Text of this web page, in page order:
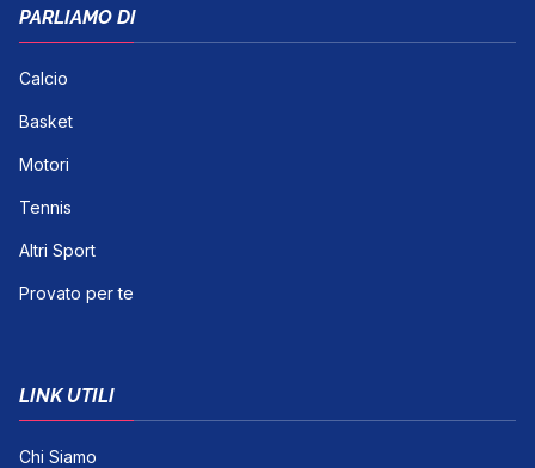
PARLIAMO DI
Calcio
Basket
Motori
Tennis
Altri Sport
Provato per te
LINK UTILI
Chi Siamo